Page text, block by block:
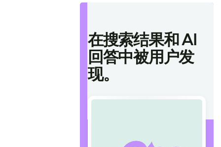
在搜索结果和 AI
回答中被用户发
现。